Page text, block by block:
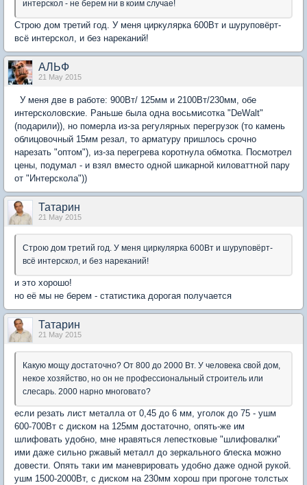
интерскол - не берем ни в коим случае!
Строю дом третий год. У меня циркулярка 600Вт и шуруповёрт-
всё интерскол, и без нареканий!
АЛЬФ
21 May 2015
У меня две в работе: 900Вт/ 125мм и 2100Вт/230мм, обе
интерсколовские. Раньше была одна восьмисотка "DeWalt"
(подарили)), но померла из-за регулярных перегрузок (то камень
облицовочный 15мм резал, то арматуру пришлось срочно
нарезать "оптом"), из-за перегрева коротнула обмотка. Посмотрел
цены, подумал - и взял вместо одной шикарной киловаттной пару
от "Интерскола"))
Татарин
21 May 2015
Строю дом третий год. У меня циркулярка 600Вт и шуруповёрт-
всё интерскол, и без нареканий!
и это хорошо!
но её мы не берем - статистика дорогая получается
Татарин
21 May 2015
Какую мощу достаточно? От 800 до 2000 Вт. У человека свой дом,
некое хозяйство, но он не профессиональный строитель или
слесарь. 2000 нарно многовато?
если резать лист металла от 0,45 до 6 мм, уголок до 75 - ушм
600-700Вт с диском на 125мм достаточно, опять-же им
шлифовать удобно, мне нравяться лепестковые "шлифовалки"
ими даже сильно ржавый металл до зеркального блеска можно
довести. Опять таки им маневрировать удобно даже одной рукой.
ушм 1500-2000Вт, с диском на 230мм хорош при прогоне толстых